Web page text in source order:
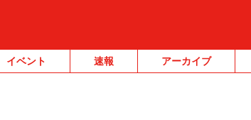
イベント 速報 アーカイブ